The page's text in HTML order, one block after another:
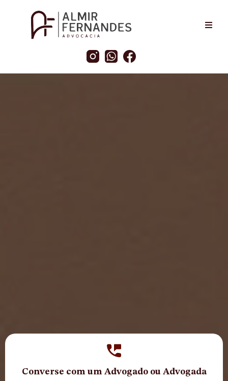
Converse com um Advogado ou Advogada